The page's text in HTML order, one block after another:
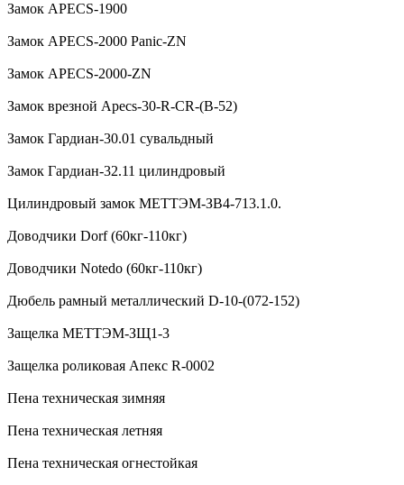
Замок APECS-1900
Замок APECS-2000 Panic-ZN
Замок APECS-2000-ZN
Замок врезной Apecs-30-R-CR-(B-52)
Замок Гардиан-30.01 сувальдный
Замок Гардиан-32.11 цилиндровый
Цилиндровый замок МЕТТЭМ-ЗВ4-713.1.0.
Доводчики Dorf (60кг-110кг)
Доводчики Notedo (60кг-110кг)
Дюбель рамный металлический D-10-(072-152)
Защелка МЕТТЭМ-ЗЩ1-3
Защелка роликовая Апекс R-0002
Пена техническая зимняя
Пена техническая летняя
Пена техническая огнестойкая